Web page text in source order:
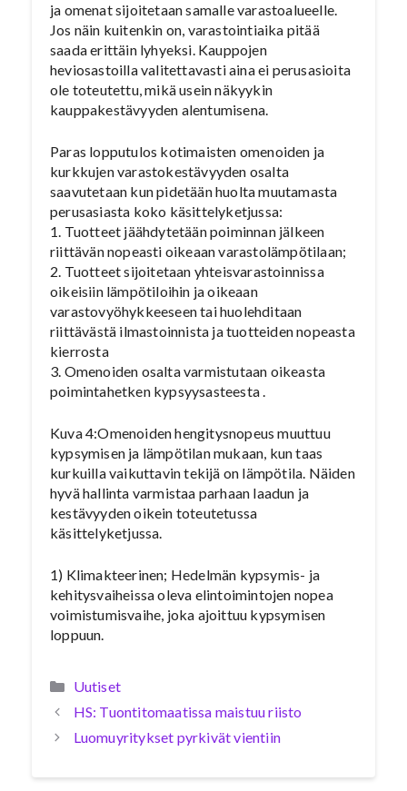
ja omenat sijoitetaan samalle varastoalueelle.
Jos näin kuitenkin on, varastointiaika pitää
saada erittäin lyhyeksi. Kauppojen
heviosastoilla valitettavasti aina ei perusasioita
ole toteutettu, mikä usein näkyykin
kauppakestävyyden alentumisena.
Paras lopputulos kotimaisten omenoiden ja
kurkkujen varastokestävyyden osalta
saavutetaan kun pidetään huolta muutamasta
perusasiasta koko käsittelyketjussa:
1. Tuotteet jäähdytetään poiminnan jälkeen
riittävän nopeasti oikeaan varastolämpötilaan;
2. Tuotteet sijoitetaan yhteisvarastoinnissa
oikeisiin lämpötiloihin ja oikeaan
varastovyöhykkeeseen tai huolehditaan
riittävästä ilmastoinnista ja tuotteiden nopeasta
kierrosta
3. Omenoiden osalta varmistutaan oikeasta
poimintahetken kypsyysasteesta .
Kuva 4:Omenoiden hengitysnopeus muuttuu
kypsymisen ja lämpötilan mukaan, kun taas
kurkuilla vaikuttavin tekijä on lämpötila. Näiden
hyvä hallinta varmistaa parhaan laadun ja
kestävyyden oikein toteutetussa
käsittelyketjussa.
1) Klimakteerinen; Hedelmän kypsymis- ja
kehitysvaiheissa oleva elintoimintojen nopea
voimistumisvaihe, joka ajoittuu kypsymisen
loppuun.
Kategoriat
Uutiset
HS: Tuontitomaatissa maistuu riisto
Luomuyritykset pyrkivät vientiin